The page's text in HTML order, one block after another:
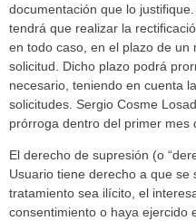
documentación que lo
tendrá que realizar la
en todo caso, en el plazo de un
solicitud. Dicho plazo podrá
necesario, teniendo en cuenta
solicitudes. Sergio Cosme
prórroga dentro del primer mes
El derecho de supresión (o
Usuario tiene derecho a que
tratamiento sea ilícito, el
consentimiento o haya ejercido